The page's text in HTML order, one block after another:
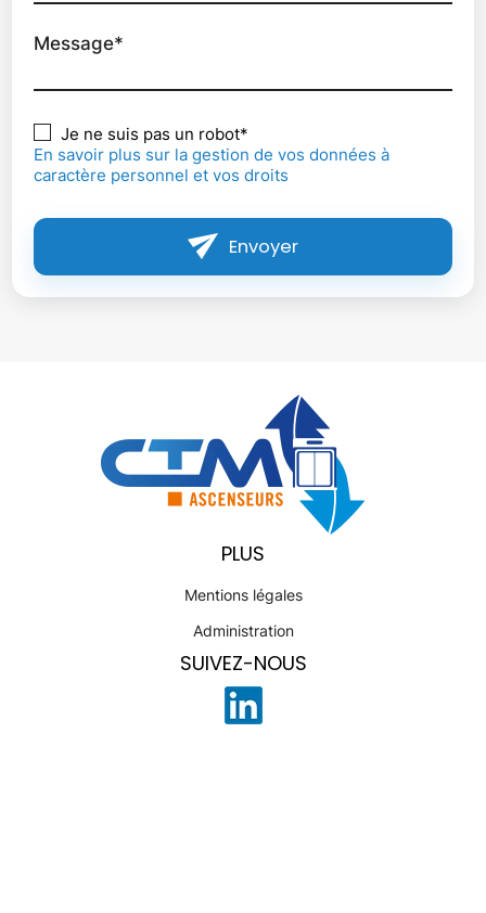
Message*
Je ne suis pas un robot*
En savoir plus sur la gestion de vos données à
caractère personnel et vos droits
Envoyer
PLUS
Mentions légales
Administration
SUIVEZ-NOUS